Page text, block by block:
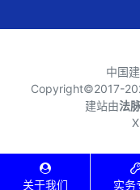
中国
Copyright©2017-
建站由法
关于我们 实务